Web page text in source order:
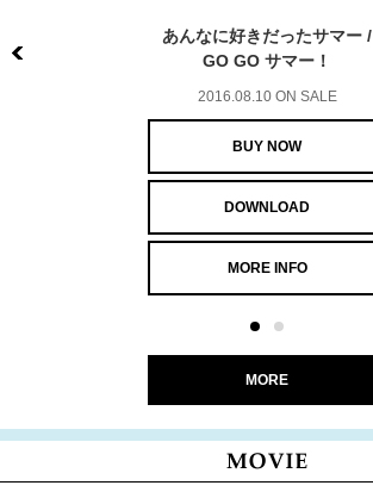
あんなに好きだったサマー /
GO GO サマー！
2016.08.10 ON SALE
BUY NOW
DOWNLOAD
MORE INFO
MORE